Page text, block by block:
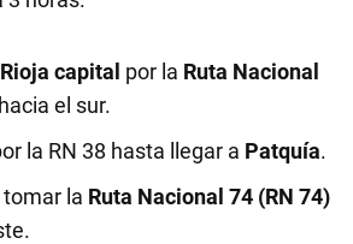
capital por la Ruta Nacional
hacia el sur.
la RN 38 hasta llegar a Patquía.
tomar la Ruta Nacional 74 (RN 74)